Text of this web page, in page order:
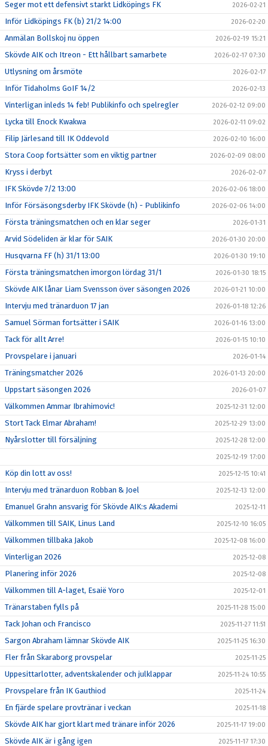
Seger mot ett defensivt starkt Lidköpings FK 2026-02-21
Inför Lidköpings FK (b) 21/2 14:00 2026-02-20
Anmälan Bollskoj nu öppen 2026-02-19 15:21
Skövde AIK och Itreon - Ett hållbart samarbete 2026-02-17 07:30
Utlysning om årsmöte 2026-02-17
Inför Tidaholms GoIF 14/2 2026-02-13
Vinterligan inleds 14 feb! Publikinfo och spelregler 2026-02-12 09:00
Lycka till Enock Kwakwa 2026-02-11 09:02
Filip Järlesand till IK Oddevold 2026-02-10 16:00
Stora Coop fortsätter som en viktig partner 2026-02-09 08:00
Kryss i derbyt 2026-02-07
IFK Skövde 7/2 13:00 2026-02-06 18:00
Inför Försäsongsderby IFK Skövde (h) - Publikinfo 2026-02-06 14:00
Första träningsmatchen och en klar seger 2026-01-31
Arvid Södeliden är klar för SAIK 2026-01-30 20:00
Husqvarna FF (h) 31/1 13:00 2026-01-30 19:10
Första träningsmatchen imorgon lördag 31/1 2026-01-30 18:15
Skövde AIK lånar Liam Svensson över säsongen 2026 2026-01-21 10:00
Intervju med tränarduon 17 jan 2026-01-18 12:26
Samuel Sörman fortsätter i SAIK 2026-01-16 13:00
Tack för allt Arre! 2026-01-15 10:10
Provspelare i januari 2026-01-14
Träningsmatcher 2026 2026-01-13 20:00
Uppstart säsongen 2026 2026-01-07
Välkommen Ammar Ibrahimovic! 2025-12-31 12:00
Stort Tack Elmar Abraham! 2025-12-29 13:00
Nyårslotter till försäljning 2025-12-28 12:00
2025-12-19 17:00
Köp din lott av oss! 2025-12-15 10:41
Intervju med tränarduon Robban & Joel 2025-12-13 12:00
Emanuel Grahn ansvarig för Skövde AIK:s Akademi 2025-12-11
Välkommen till SAIK, Linus Land 2025-12-10 16:05
Välkommen tillbaka Jakob 2025-12-08 16:00
Vinterligan 2026 2025-12-08
Planering inför 2026 2025-12-08
Välkommen till A-laget, Esaië Yoro 2025-12-01
Tränarstaben fylls på 2025-11-28 15:00
Tack Johan och Francisco 2025-11-27 11:51
Sargon Abraham lämnar Skövde AIK 2025-11-25 16:30
Fler från Skaraborg provspelar 2025-11-25
Uppesittarlotter, adventskalender och julklappar 2025-11-24 10:55
Provspelare från IK Gauthiod 2025-11-24
En fjärde spelare provtränar i veckan 2025-11-18
Skövde AIK har gjort klart med tränare inför 2026 2025-11-17 19:00
Skövde AIK är i gång igen 2025-11-17 17:30